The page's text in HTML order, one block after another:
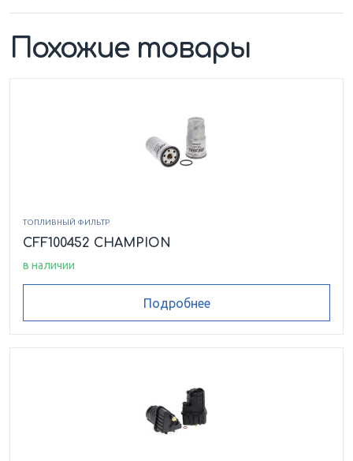
Похожие товары
ТОПЛИВНЫЙ ФИЛЬТР
CFF100452 CHAMPION
в наличии
Подробнее